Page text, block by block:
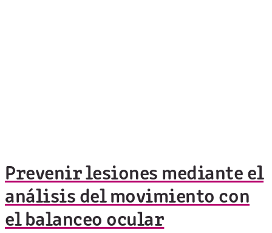
Prevenir lesiones mediante el
análisis del movimiento con
el balanceo ocular